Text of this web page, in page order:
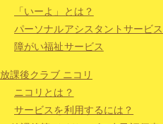
「いーよ」とは？
パーソナルアシスタントサービス
障がい福祉サービス
放課後クラブ ニコリ
ニコリとは？
サービスを利用するには？